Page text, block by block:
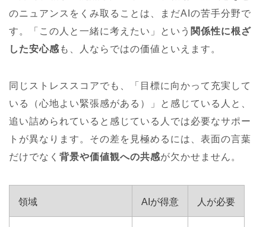
のニュアンスをくみ取ることは、まだAIの苦手分野で
す。「この人と一緒に考えたい」という 関係性に根ざ
した安心感 も、人ならではの価値といえます。
同じストレススコアでも、「目標に向かって充実して
いる（心地よい緊張感がある）」と感じている人と、
追い詰められていると感じている人では必要なサポー
トが異なります。その差を見極めるには、表面の言葉
だけでなく 背景や価値観への共感が欠かせません。
領域 AIが得意 人が必要